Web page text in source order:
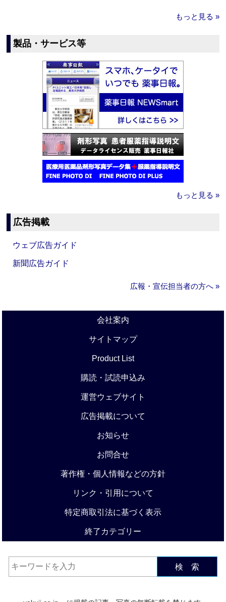
もっと見る »
製品・サービス等
もっと見る »
広告掲載
ウェブ広告ガイド
新聞広告ガイド
広報・宣伝担当者の方へ »
会社案内
サイトマップ
Product List
購読・試読申込み
運営ウェブサイト
広告掲載について
お知らせ
お問合せ
著作権・個人情報などの方針
リンク・引用について
特定商取引法に基づく表示
終了カテゴリー
検 索